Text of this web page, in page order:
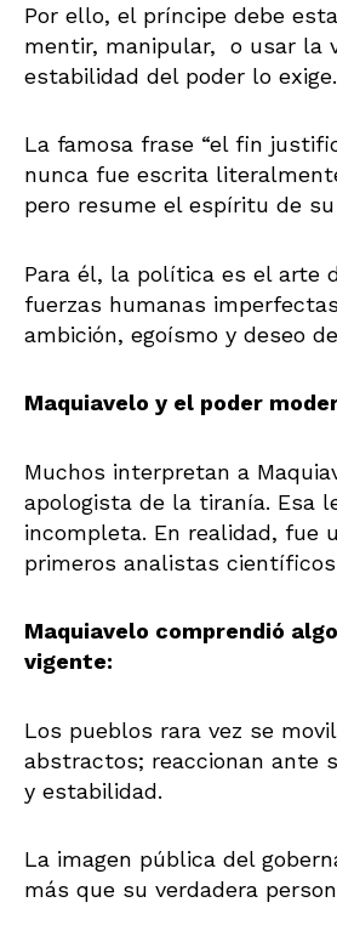
Por ello, el príncipe debe
mentir, manipular, o usar la
estabilidad del poder lo exige.
La famosa frase “el fin
nunca fue escrita
pero resume el espíritu de
Para él, la política es el arte
fuerzas humanas
ambición, egoísmo y deseo
Maquiavelo y el poder
Muchos interpretan a
apologista de la tiranía. Esa
incompleta. En realidad, fue
primeros analistas
Maquiavelo comprendió
vigente:
Los pueblos rara vez se
abstractos; reaccionan ante
y estabilidad.
La imagen pública del
más que su verdadera